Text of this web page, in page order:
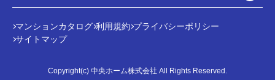
マンションカタログ 利用規約 プライバシーポリシー
サイトマップ
Copyright(c) 中央ホーム株式会社 All Rights Reserved.